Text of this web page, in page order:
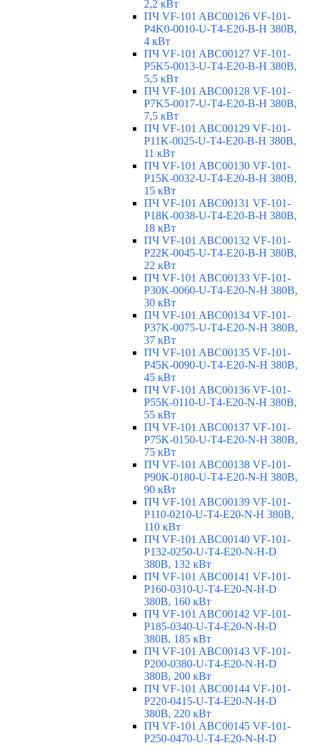
2,2 кВт
ПЧ VF-101 ABC00126 VF-101-
P4K0-0010-U-T4-E20-B-H 380В,
4 кВт
ПЧ VF-101 ABC00127 VF-101-
P5K5-0013-U-T4-E20-B-H 380В,
5,5 кВт
ПЧ VF-101 ABC00128 VF-101-
P7K5-0017-U-T4-E20-B-H 380В,
7,5 кВт
ПЧ VF-101 ABC00129 VF-101-
P11K-0025-U-T4-E20-B-H 380В,
11 кВт
ПЧ VF-101 ABC00130 VF-101-
P15K-0032-U-T4-E20-B-H 380В,
15 кВт
ПЧ VF-101 ABC00131 VF-101-
P18K-0038-U-T4-E20-B-H 380В,
18 кВт
ПЧ VF-101 ABC00132 VF-101-
P22K-0045-U-T4-E20-B-H 380В,
22 кВт
ПЧ VF-101 ABC00133 VF-101-
P30K-0060-U-T4-E20-N-H 380В,
30 кВт
ПЧ VF-101 ABC00134 VF-101-
P37K-0075-U-T4-E20-N-H 380В,
37 кВт
ПЧ VF-101 ABC00135 VF-101-
P45K-0090-U-T4-E20-N-H 380В,
45 кВт
ПЧ VF-101 ABC00136 VF-101-
P55K-0110-U-T4-E20-N-H 380В,
55 кВт
ПЧ VF-101 ABC00137 VF-101-
P75K-0150-U-T4-E20-N-H 380В,
75 кВт
ПЧ VF-101 ABC00138 VF-101-
P90K-0180-U-T4-E20-N-H 380В,
90 кВт
ПЧ VF-101 ABC00139 VF-101-
P110-0210-U-T4-E20-N-H 380В,
110 кВт
ПЧ VF-101 ABC00140 VF-101-
P132-0250-U-T4-E20-N-H-D
380В, 132 кВт
ПЧ VF-101 ABC00141 VF-101-
P160-0310-U-T4-E20-N-H-D
380В, 160 кВт
ПЧ VF-101 ABC00142 VF-101-
P185-0340-U-T4-E20-N-H-D
380В, 185 кВт
ПЧ VF-101 ABC00143 VF-101-
P200-0380-U-T4-E20-N-H-D
380В, 200 кВт
ПЧ VF-101 ABC00144 VF-101-
P220-0415-U-T4-E20-N-H-D
380В, 220 кВт
ПЧ VF-101 ABC00145 VF-101-
P250-0470-U-T4-E20-N-H-D